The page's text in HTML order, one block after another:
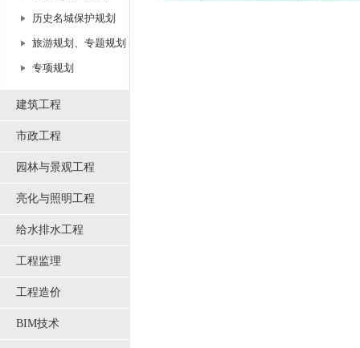
历史名城保护规划
旅游规划、专题规划
专项规划
建筑工程
市政工程
园林与景观工程
亮化与照明工程
给水排水工程
工程监理
工程造价
BIM技术